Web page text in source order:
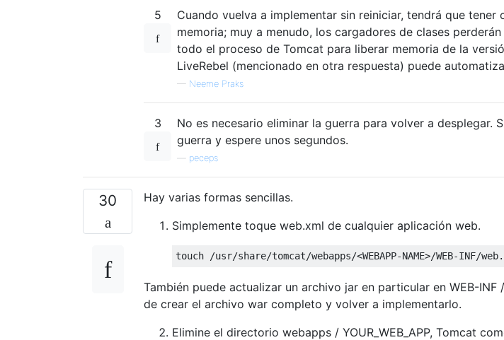
5
Cuando vuelva a implementar sin reiniciar, tendrá que
memoria; muy a menudo, los cargadores de clases
todo el proceso de Tomcat para liberar memoria de la
LiveRebel (mencionado en otra respuesta) puede
— Neeme Praks
3
No es necesario eliminar la guerra para volver a desplegar.
guerra y espere unos segundos.
peceps
30
Hay varias formas sencillas.
Simplemente toque web.xml de cualquier aplicación web.
También puede actualizar un archivo jar en particular en WEB-
de crear el archivo war completo y volver a implementarlo.
Elimine el directorio webapps / YOUR_WEB_APP, Tomcat